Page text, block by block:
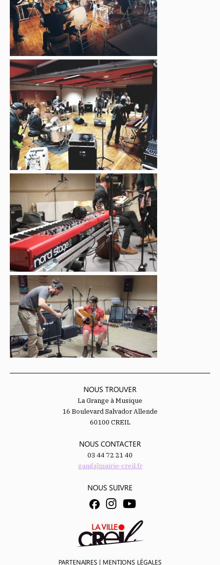
NOUS TROUVER
La Grange à Musique
16 Boulevard Salvador Allende
60100 CREIL
NOUS CONTACTER
03 44 72 21 40
gam[a]mairie-creil.fr
NOUS SUIVRE
PARTENAIRES | MENTIONS LÉGALES